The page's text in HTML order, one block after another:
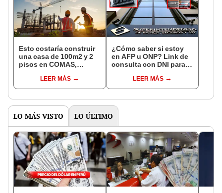
Esto costaría construir
una casa de 100m2 y 2
pisos en COMAS,
distritos de LIMA
NORTE
LEER MÁS
¿Cómo saber si estoy
en AFP u ONP? Link de
consulta con DNI para
pensiones estás
LEER MÁS
LO MÁS VISTO LO ÚLTIMO